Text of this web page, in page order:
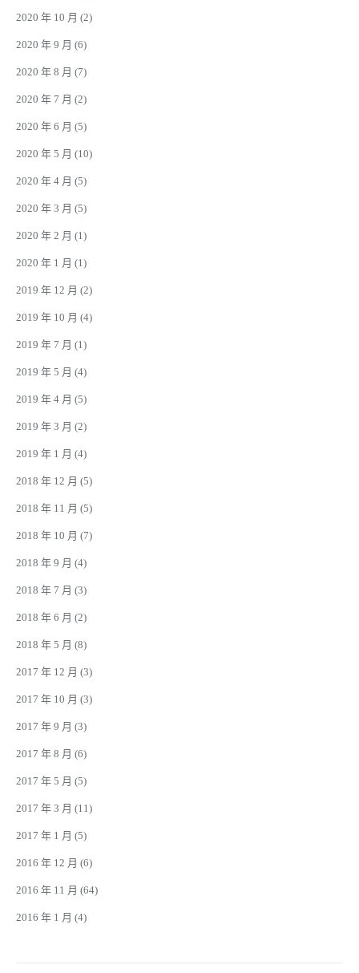
2020 年 10 月 (2)
2020 年 9 月 (6)
2020 年 8 月 (7)
2020 年 7 月 (2)
2020 年 6 月 (5)
2020 年 5 月 (10)
2020 年 4 月 (5)
2020 年 3 月 (5)
2020 年 2 月 (1)
2020 年 1 月 (1)
2019 年 12 月 (2)
2019 年 10 月 (4)
2019 年 7 月 (1)
2019 年 5 月 (4)
2019 年 4 月 (5)
2019 年 3 月 (2)
2019 年 1 月 (4)
2018 年 12 月 (5)
2018 年 11 月 (5)
2018 年 10 月 (7)
2018 年 9 月 (4)
2018 年 7 月 (3)
2018 年 6 月 (2)
2018 年 5 月 (8)
2017 年 12 月 (3)
2017 年 10 月 (3)
2017 年 9 月 (3)
2017 年 8 月 (6)
2017 年 5 月 (5)
2017 年 3 月 (11)
2017 年 1 月 (5)
2016 年 12 月 (6)
2016 年 11 月 (64)
2016 年 1 月 (4)